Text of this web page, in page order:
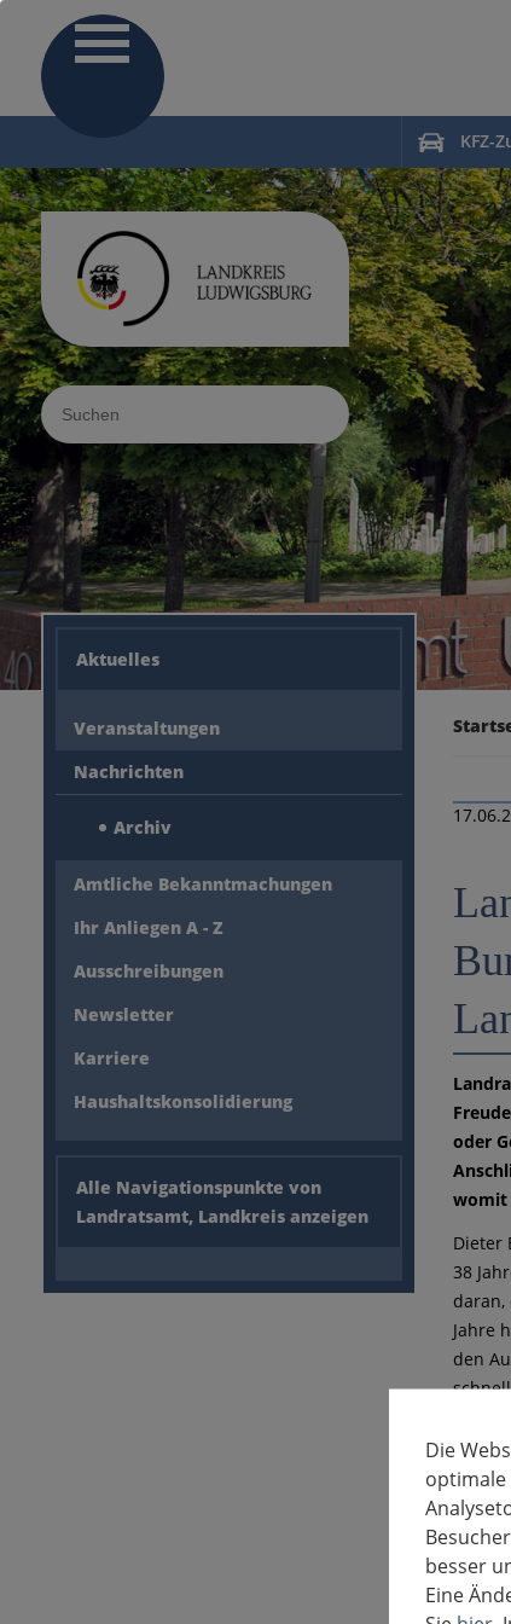
KFZ-
Sucheingabe
Aktuelles
Veranstaltungen
Nachrichten
Archiv
Amtliche Bekanntmachungen
Ihr Anliegen A - Z
Ausschreibungen
Newsletter
Karriere
Haushaltskonsolidierung
Alle Navigationspunkte von
Landratsamt, Landkreis anzeigen
oder
womit
Dieter
38
daran,
Jahre
den
Auch
Die
optimale
besser
Eine